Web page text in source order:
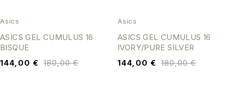
Asics
ASICS GEL CUMULUS 16
BISQUE
180,00€
144,00 €
Asics
ASICS GEL CUMULUS 16
IVORY/PURE SILVER
180,00€
144,00 €